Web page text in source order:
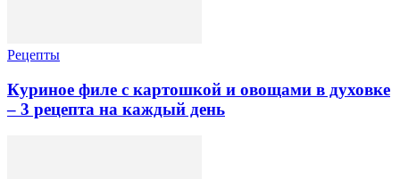
Рецепты
Куриное филе с картошкой и овощами в духовке
– 3 рецепта на каждый день